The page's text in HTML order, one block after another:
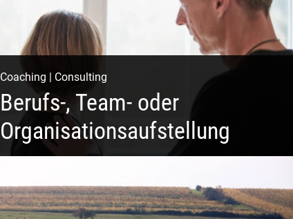
Coaching | Consulting
Berufs-, Team- oder
Organisationsaufstellung